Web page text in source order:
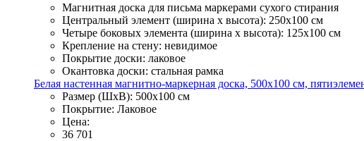
Магнитная доска для письма маркерами сухого стирания
Центральный элемент (ширина х высота): 250х100 см
Четыре боковых элемента (ширина х высота): 125х100 см
Крепление на стену: невидимое
Покрытие доски: лаковое
Окантовка доски: стальная рамка
Белая настенная магнитно-маркерная доска, 500х100 см,
Размер (ШхВ): 500х100 см
Покрытие: Лаковое
Цена:
36 701